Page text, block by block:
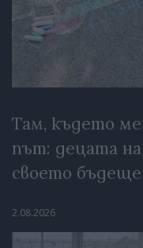
Там, където
път: децата
своето бъдеще
2.08.2026